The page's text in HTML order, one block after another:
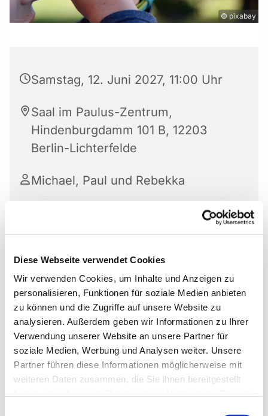
Diese Webseite verwendet Cookies
Wir verwenden Cookies, um Inhalte und Anzeigen zu
personalisieren, Funktionen für soziale Medien anbieten
zu können und die Zugriffe auf unsere Website zu
analysieren. Außerdem geben wir Informationen zu Ihrer
Verwendung unserer Website an unsere Partner für
soziale Medien, Werbung und Analysen weiter. Unsere
Partner führen diese Informationen möglicherweise mit
weiteren Daten zusammen, die Sie ihnen bereitgestellt
© pixabay
Samstag, 12. Juni 2027, 11:00 Uhr
Saal im Paulus-Zentrum,
Hindenburgdamm 101 B, 12203
Berlin-Lichterfelde
Michael, Paul und Rebekka
Ihr könnt einen Kalender
machen, oder spielen,
Kickern, den Billardtisch nutzen.
Ihr könnt Kekse essen, quatschen, einfach da sein.
Wir freuen uns auf Euch!
Michael, Paul und Rebekka